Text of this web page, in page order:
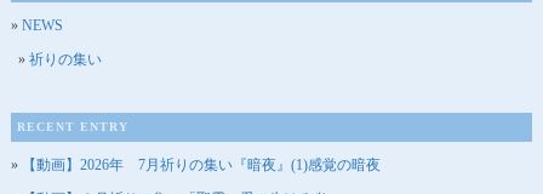
NEWS
祈りの集い
RECENT ENTRY
【動画】2026年 7月祈りの集い『暗夜』(1)感覚の暗夜